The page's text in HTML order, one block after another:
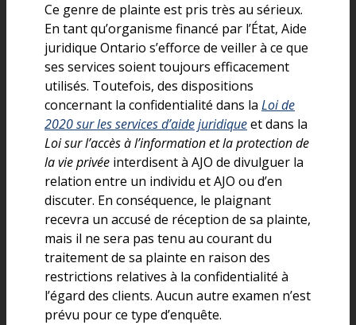
Ce genre de plainte est pris très au sérieux.
En tant qu’organisme financé par l’État, Aide
juridique Ontario s’efforce de veiller à ce que
ses services soient toujours efficacement
utilisés. Toutefois, des dispositions
concernant la confidentialité dans la Loi de
2020 sur les services d’aide juridiqueet dans la
Loi sur l’accès à l’information et la protection de
la vie privée interdisent à AJO de divulguer la
relation entre un individu et AJO ou d’en
discuter. En conséquence, le plaignant
recevra un accusé de réception de sa plainte,
mais il ne sera pas tenu au courant du
traitement de sa plainte en raison des
restrictions relatives à la confidentialité à
l’égard des clients. Aucun autre examen n’est
prévu pour ce type d’enquête.